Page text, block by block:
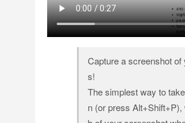
Capture a screenshot
s!
The simplest way to
n (or press